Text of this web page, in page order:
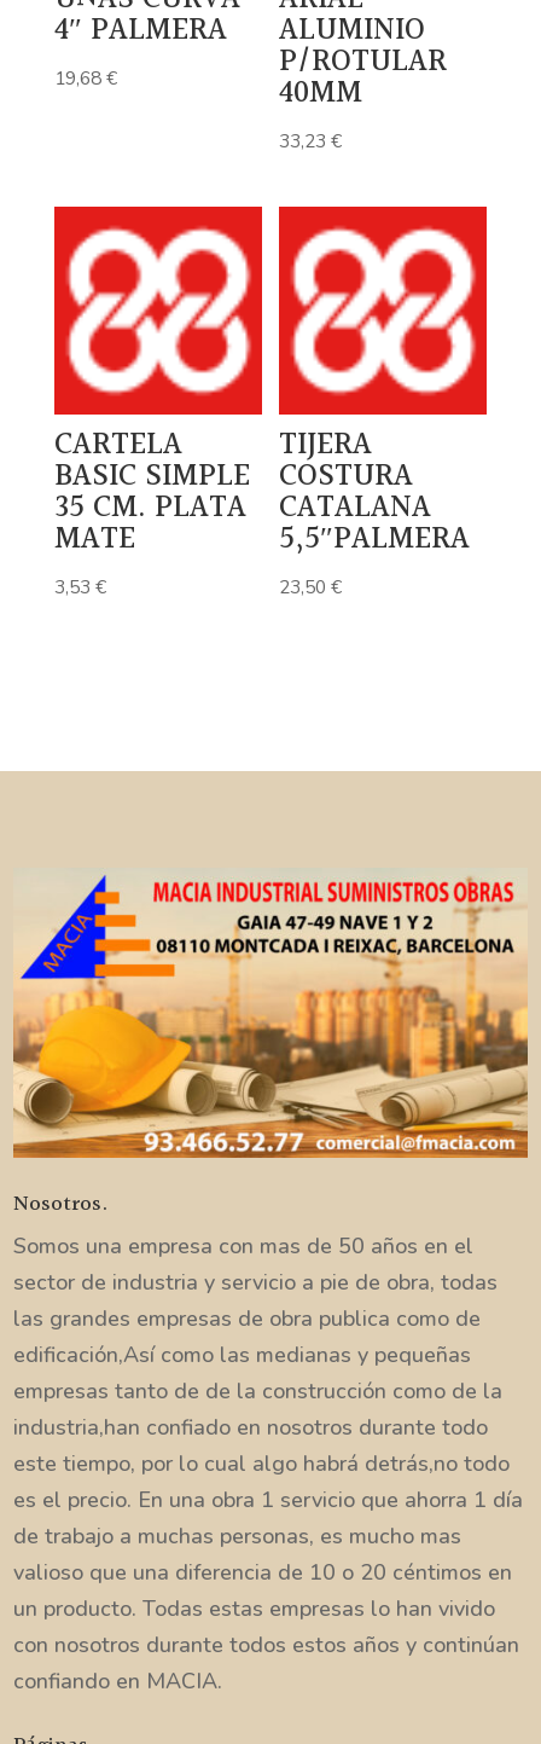
4″ PALMERA
19,68€
ALUMINIO
P/ROTULAR
40MM
33,23€
CARTELA
BASIC SIMPLE
35 CM. PLATA
MATE
3,53 €
TIJERA
COSTURA
CATALANA
5,5″PALMERA
23,50€
Nosotros.
Somos una empresa con mas de 50 años en el
sector de industria y servicio a pie de obra, todas
las grandes empresas de obra publica como de
edificación,Así como las medianas y pequeñas
empresas tanto de de la construcción como de la
industria,han confiado en nosotros durante todo
este tiempo, por lo cual algo habrá detrás,no todo
es el precio. En una obra 1 servicio que ahorra 1 día
de trabajo a muchas personas, es mucho mas
valioso que una diferencia de 10 o 20 céntimos en
un producto. Todas estas empresas lo han vivido
con nosotros durante todos estos años y continúan
confiando en MACIA.